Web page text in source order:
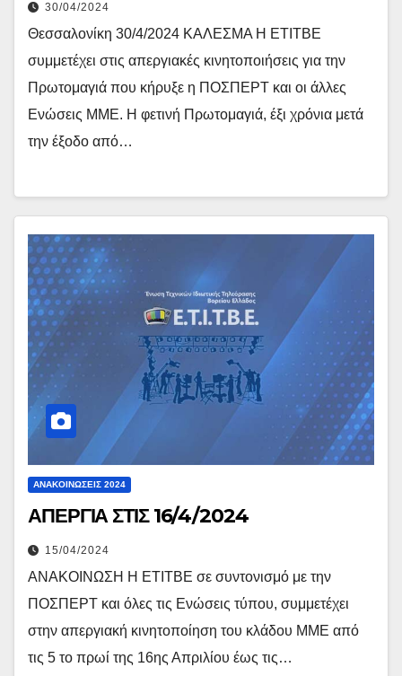
30/04/2024
Θεσσαλονίκη 30/4/2024 ΚΑΛΕΣΜΑ Η ΕΤΙΤΒΕ
συμμετέχει στις απεργιακές κινητοποιήσεις για την
Πρωτομαγιά που κήρυξε η ΠΟΣΠΕΡΤ και οι άλλες
Ενώσεις ΜΜΕ. Η φετινή Πρωτομαγιά, έξι χρόνια μετά
την έξοδο από…
ΑΝΑΚΟΙΝΏΣΕΙΣ 2024
ΑΠΕΡΓΙΑ ΣΤΙΣ 16/4/2024
15/04/2024
ΑΝΑΚΟΙΝΩΣΗ Η ΕΤΙΤΒΕ σε συντονισμό με την
ΠΟΣΠΕΡΤ και όλες τις Ενώσεις τύπου, συμμετέχει
στην απεργιακή κινητοποίηση του κλάδου ΜΜΕ από
τις 5 το πρωί της 16ης Απριλίου έως τις…